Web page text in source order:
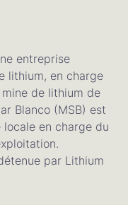
entreprise
lithium, en charge
de lithium de
Blanco (MSB) est
en charge du
par Lithium